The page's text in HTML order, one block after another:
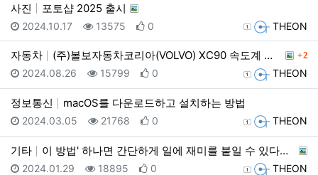
사진 포토샵 2025 출시
등록자 THEON
등록일
2024.10.17 조회
13575 추천
0
자동차 (주)볼보자동차코리아(VOLVO) XC90 속도계 오… 댓글
2
등록자 THEON
등록일
2024.08.26 조회
15799 추천
0
정보통신 macOS를 다운로드하고 설치하는 방법
등록자 THEON
등록일
2024.03.05 조회
21768 추천
0
기타 이 방법' 하나면 간단하게 일에 재미를 붙일 수 있다고…
등록자 THEON
등록일
2024.01.29 조회
18895 추천
0